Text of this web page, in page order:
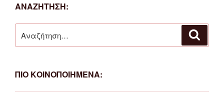
ΑΝΑΖΗΤΗΣΗ:
για:
ΠΙΟ ΚΟΙΝΟΠΟΙΗΜΕΝΑ: